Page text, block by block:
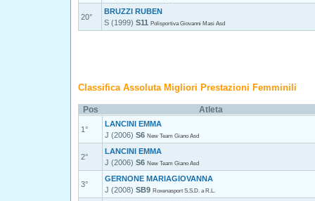
20°
BRUZZI RUBEN
S (1999) S11 Polisportiva Giovanni Masi Asd
Classifica Assoluta Migliori Prestazioni Femminili
Pos Atleta
1°
LANCINI EMMA
J (2006) S6 New Team Giano Asd
2°
LANCINI EMMA
J (2006) S6 New Team Giano Asd
3°
GERNONE MARIAGIOVANNA
J (2008) SB9 Roxenasport S.S.D. a R.L.